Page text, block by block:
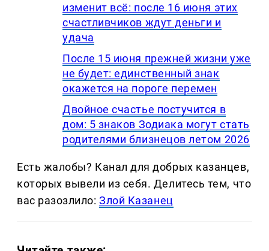
изменит всё: после 16 июня этих
счастливчиков ждут деньги и
удача
После 15 июня прежней жизни уже
не будет: единственный знак
окажется на пороге перемен
Двойное счастье постучится в
дом: 5 знаков Зодиака могут стать
родителями близнецов летом 2026
Есть жалобы? Канал для добрых казанцев,
которых вывели из себя. Делитеcь тем, что
вас разозлило:Злой Казанец